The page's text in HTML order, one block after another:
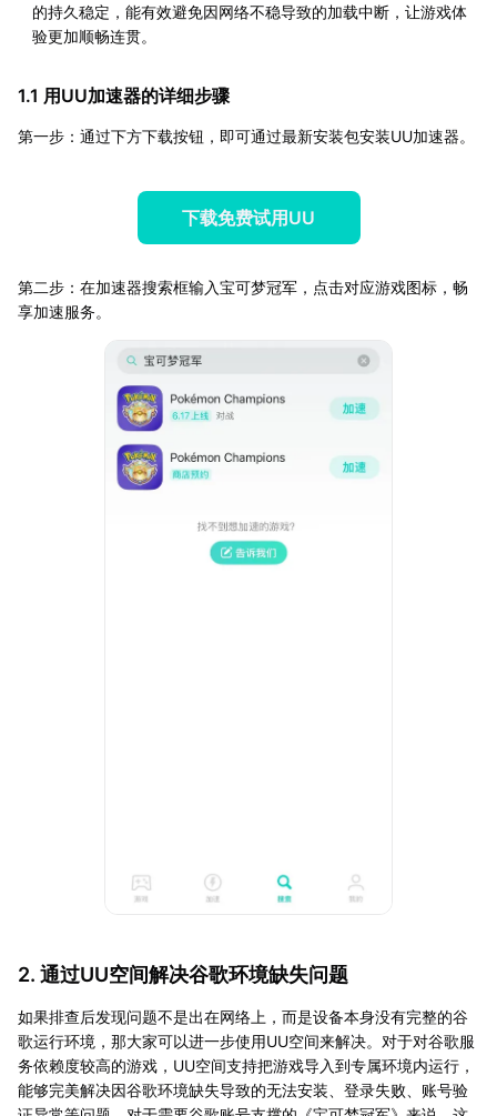
的持久稳定，能有效避免因网络不稳导致的加载中断，让游戏体
验更加顺畅连贯。
1.1 用UU加速器的详细步骤
第一步：通过下方下载按钮，即可通过最新安装包安装UU加速器。
下载免费试用UU
第二步：在加速器搜索框输入宝可梦冠军，点击对应游戏图标，畅
享加速服务。
2. 通过UU空间解决谷歌环境缺失问题
如果排查后发现问题不是出在网络上，而是设备本身没有完整的谷
歌运行环境，那大家可以进一步使用UU空间来解决。对于对谷歌服
务依赖度较高的游戏，UU空间支持把游戏导入到专属环境内运行，
能够完美解决因谷歌环境缺失导致的无法安装、登录失败、账号验